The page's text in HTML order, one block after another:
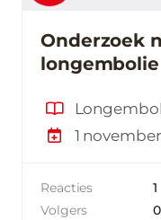
Onderzoek
longembolie
1
Reacties
1
Volgers
0